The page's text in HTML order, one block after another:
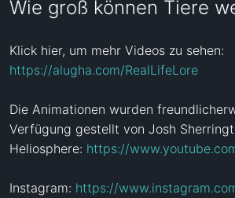
Wie groß können Tiere
https://alugha.com/RealLifeLore
Die Animationen wurden
Verfügung gestellt von Josh
Heliosphere: https://
Instagram: https://